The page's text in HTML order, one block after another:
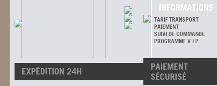
INFORMATIONS
TARIF TRANSPORT
PAIEMENT
SUIVI DE COMMANDE
PROGRAMME V.I.P
EXPÉDITION 24H
PAIEMENT
SÉCURISÉ